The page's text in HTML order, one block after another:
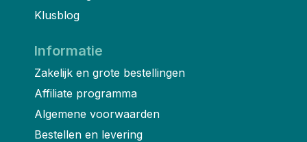
Klusblog
Informatie
Zakelijk en grote bestellingen
Affiliate programma
Algemene voorwaarden
Bestellen en levering